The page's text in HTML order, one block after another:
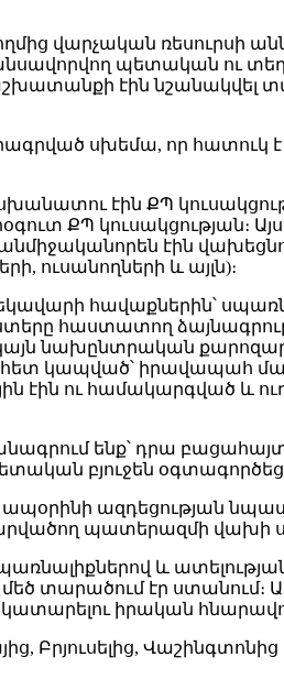
վարչական ռեսուրսի
պետական ու
էին նշանակվել
սխեմա, որ
էին ՔՊ
ՔՊ կուսակցության։
էին
ուսանողների և այլն)։
հավաքներին՝
հաստատող
նախընտրական
կապված՝ իրավապահ
ու համակարգված և
ենք՝ դրա
բյուջեն
ապօրինի ազդեցության
պատերազմի վախի
և
տարածում էր ստանում։
իրական
Բրյուսելից, Վաշինգտոնից